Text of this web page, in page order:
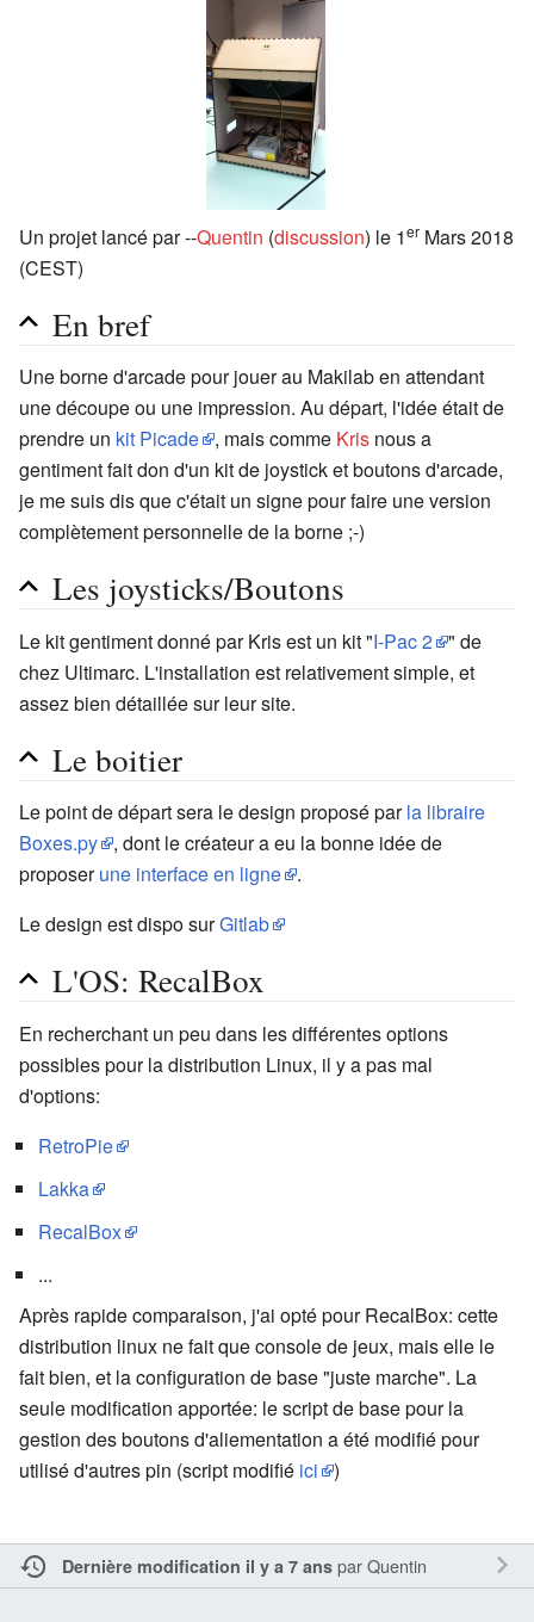
Un projet lancé par --Quentin (discussion) le 1er Mars 2018
(CEST)
En bref
Une borne d'arcade pour jouer au Makilab en attendant
une découpe ou une impression. Au départ, l'idée était de
prendre un kit Picade , mais comme Kris nous a
gentiment fait don d'un kit de joystick et boutons d'arcade,
je me suis dis que c'était un signe pour faire une version
complètement personnelle de la borne ;-)
Les joysticks/Boutons
Le kit gentiment donné par Kris est un kit "I-Pac 2 " de
chez Ultimarc. L'installation est relativement simple, et
assez bien détaillée sur leur site.
Le boitier
Le point de départ sera le design proposé parla libraire
Boxes.py
, dont le créateur a eu la bonne idée de
proposerune interface en ligne
.
Le design est dispo surGitlab
L'OS: RecalBox
En recherchant un peu dans les différentes options
possibles pour la distribution Linux, il y a pas mal
d'options:
RetroPie
Lakka
RecalBox
...
Après rapide comparaison, j'ai opté pour RecalBox: cette
distribution linux ne fait que console de jeux, mais elle le
fait bien, et la configuration de base "juste marche". La
seule modification apportée: le script de base pour la
gestion des boutons d'aliementation a été modifié pour
utilisé d'autres pin (script modifié ici )
Dernière modification il y a 7 ansparQuentin